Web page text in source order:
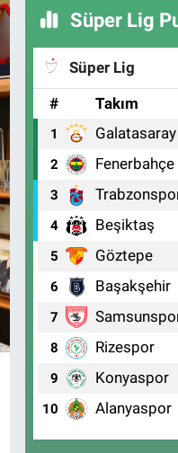
Süper Lig
Süper Lig
#
Takım
1 Galatasaray
2 Fenerbahçe
3
4 Beşiktaş
5 Göztepe
6 Başakşehir
7
8 Rizespor
9 Konyaspor
10 Alanyaspor